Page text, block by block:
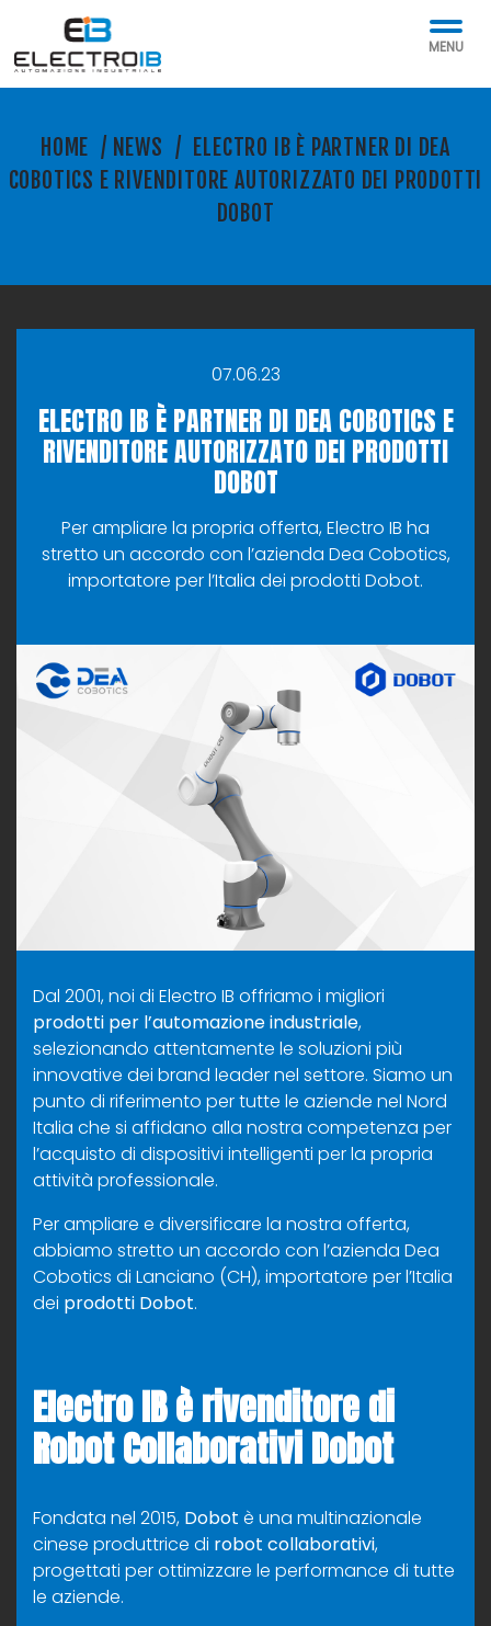
MENU
HOME / NEWS / ELECTRO IB È PARTNER DI DEA
COBOTICS E RIVENDITORE AUTORIZZATO DEI PRODOTTI
DOBOT
07.06.23
ELECTRO IB È PARTNER DI DEA COBOTICS E
RIVENDITORE AUTORIZZATO DEI PRODOTTI
DOBOT
Per ampliare la propria offerta, Electro IB ha
stretto un accordo con l’azienda Dea Cobotics,
importatore per l’Italia dei prodotti Dobot.
Dal 2001, noi di Electro IB offriamo i migliori
prodotti per l’automazione industriale,
selezionando attentamente le soluzioni più
innovative dei brand leader nel settore. Siamo un
punto di riferimento per tutte le aziende nel Nord
Italia che si affidano alla nostra competenza per
l’acquisto di dispositivi intelligenti per la propria
attività professionale.
Per ampliare e diversificare la nostra offerta,
abbiamo stretto un accordo con l’azienda Dea
Cobotics di Lanciano (CH), importatore per l’Italia
dei prodotti Dobot.
Electro IB è rivenditore di
Robot Collaborativi Dobot
Fondata nel 2015, Dobot è una multinazionale
cinese produttrice di robot collaborativi,
progettati per ottimizzare le performance di tutte
le aziende.